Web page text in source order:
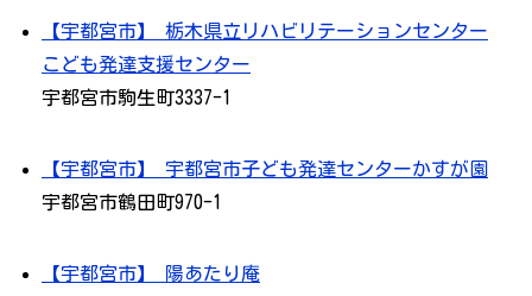
【宇都宮市】 栃木県立リハビリテーションセンター
こども発達支援センター
宇都宮市駒生町3337-1
【宇都宮市】 宇都宮市子ども発達センターかすが園
宇都宮市鶴田町970-1
【宇都宮市】 陽あたり庵